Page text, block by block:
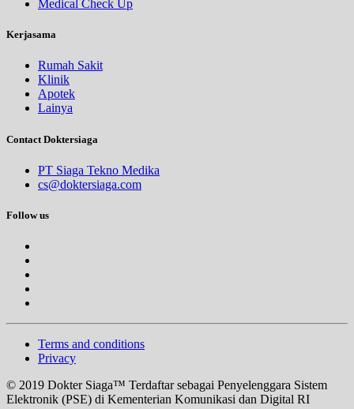
Medical Check Up
Kerjasama
Rumah Sakit
Klinik
Apotek
Lainya
Contact Doktersiaga
PT Siaga Tekno Medika
cs@doktersiaga.com
Follow us
Terms and conditions
Privacy
© 2019 Dokter Siaga™ Terdaftar sebagai Penyelenggara Sistem
Elektronik (PSE) di Kementerian Komunikasi dan Digital RI